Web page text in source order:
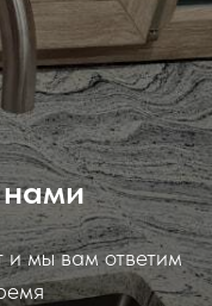
нами
и мы вам ответим